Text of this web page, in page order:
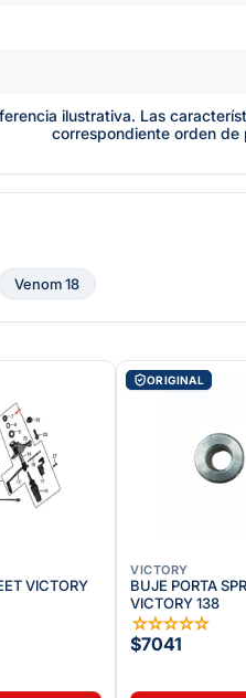
ilustrativa. Las
correspondiente orden de
Venom 18
VICTORY
ORIGINAL
VICTORY
BUJE PORTA
VICTORY 138
☆☆☆☆☆
$7041